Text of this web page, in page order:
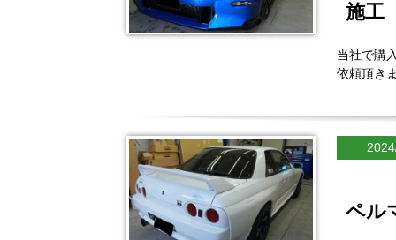
施工
当社で購
依頼頂き
ペル